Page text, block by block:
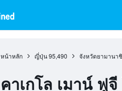
หน้าหลัก ญี่ปุ่น 95,490 จังหวัดยามานาชิ
คาเกโล เมาน์ ฟู